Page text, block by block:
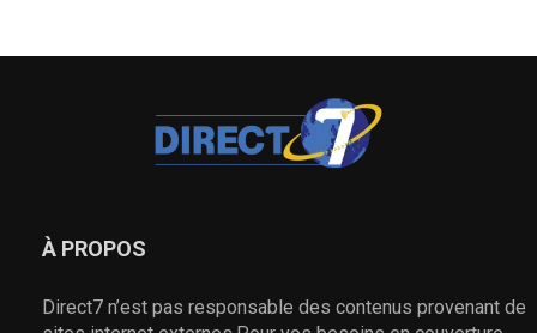
À PROPOS
Direct7 n’est pas responsable des contenus provenant de